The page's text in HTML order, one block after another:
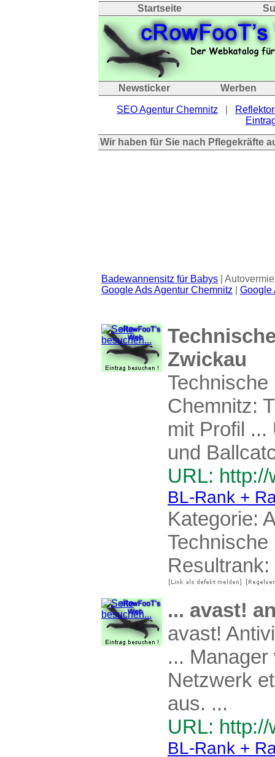
Startseite
Newsticker Werben
SEO Agentur Chemnitz
Wir haben für Sie nach Pflegekräfte
Badewannensitz für Babys |
Google Ads Agentur Chemnitz
Google
Zwickau
Chemnitz:
mit Profil
und
URL:
BL-Rank +
Kategorie:
Resultrank:
... avast!
avast!
...
Netzwerk
aus. ...
URL:
BL-Rank +